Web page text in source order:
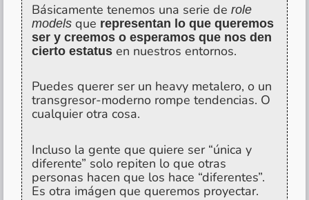
Básicamente tenemos una serie de role
models que representan lo que queremos
ser y creemos o esperamos que nos den
cierto estatus en nuestros entornos.
Puedes querer ser un heavy metalero, o un
transgresor-moderno rompe tendencias. O
cualquier otra cosa.
Incluso la gente que quiere ser “única y
diferente” solo repiten lo que otras
personas hacen que los hace “diferentes”.
Es otra imágen que queremos proyectar.